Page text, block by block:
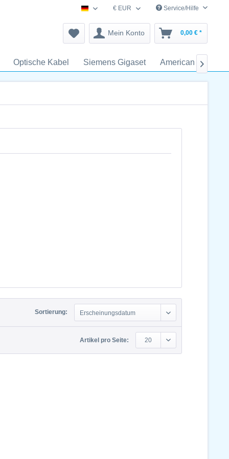
schnurlostelefon-zubehoer.de
€ EUR Service/Hilfe
Mein Konto 0,00 € *
Optische Kabel Siemens Gigaset American 
Sortierung: Erscheinungsdatum
Artikel pro Seite: 20